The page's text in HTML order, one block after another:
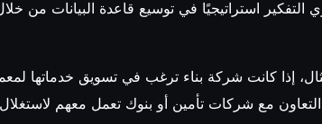
التفكير استراتيجيًا في توسيع قاعدة البيانات من
إذا كانت شركة بناء ترغب في تسويق خدماتها